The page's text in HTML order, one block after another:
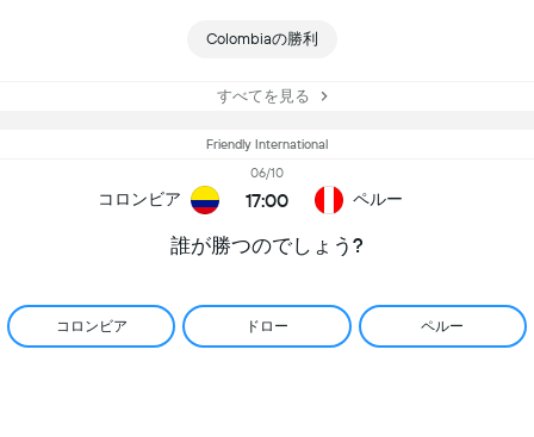
Colombiaの勝利
すべてを見る
Friendly International
コロンビア
06/10
17:00 ペルー
誰が勝つのでしょう?
コロンビア ドロー ペルー